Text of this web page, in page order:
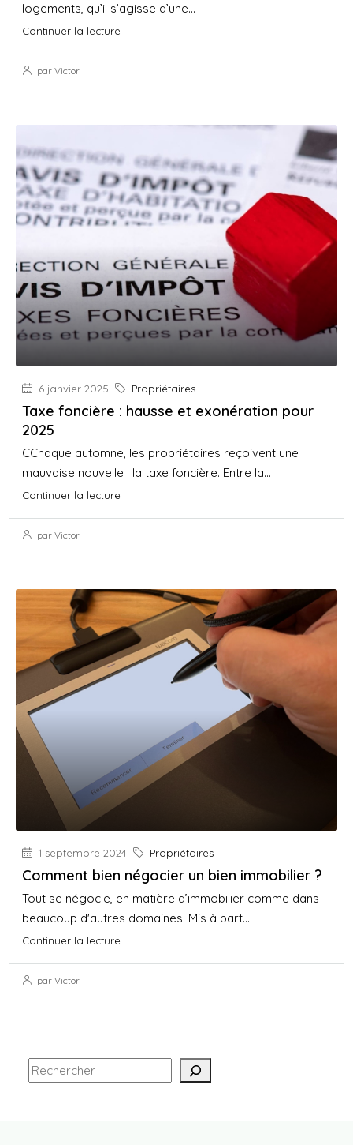
logements, qu’il s’agisse d’une...
Continuer la lecture
par Victor
6 janvier 2025 Propriétaires
Taxe foncière : hausse et exonération pour
2025
CChaque automne, les propriétaires reçoivent une
mauvaise nouvelle : la taxe foncière. Entre la...
Continuer la lecture
par Victor
1 septembre 2024 Propriétaires
Comment bien négocier un bien immobilier ?
Tout se négocie, en matière d’immobilier comme dans
beaucoup d'autres domaines. Mis à part...
Continuer la lecture
par Victor